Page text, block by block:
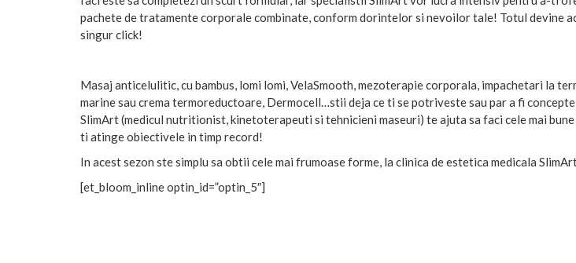
pachete de tratamente corporale combinate, conform dorintelor si nevoilor tale! Totul devine
singur click!
Masaj anticelulitic, cu bambus, lomi lomi, VelaSmooth, mezoterapie corporala, impachetari la
marine sau crema termoreductoare, Dermocell…stii deja ce ti se potriveste sau par a fi
SlimArt (medicul nutritionist, kinetoterapeuti si tehnicieni maseuri) te ajuta sa faci cele mai
ti atinge obiectivele in timp record!
In acest sezon ste simplu sa obtii cele mai frumoase forme, la clinica de estetica medicala
[et_bloom_inline optin_id=”optin_5″]